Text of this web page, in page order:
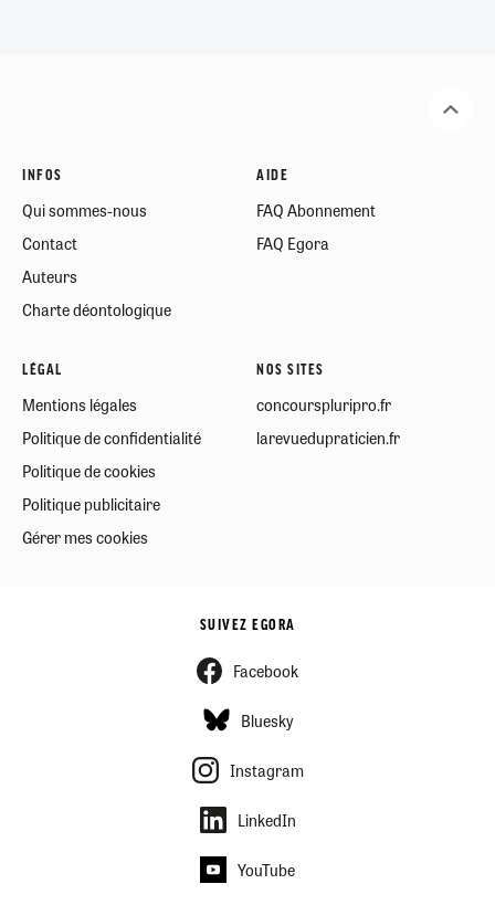
INFOS
Qui sommes-nous
Contact
Auteurs
Charte déontologique
AIDE
FAQ Abonnement
FAQ Egora
LÉGAL
Mentions légales
Politique de confidentialité
Politique de cookies
Politique publicitaire
Gérer mes cookies
NOS SITES
concourspluripro.fr
larevuedupraticien.fr
SUIVEZ EGORA
Facebook
Bluesky
Instagram
LinkedIn
YouTube